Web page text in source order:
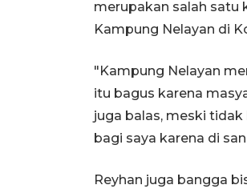
merupakan salah satu
Kampung Nelayan di
"Kampung Nelayan
itu bagus karena
juga balas, meski
bagi saya karena di
Reyhan juga bangga